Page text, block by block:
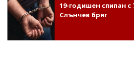
19-годишен спипан с
Слънчев бряг